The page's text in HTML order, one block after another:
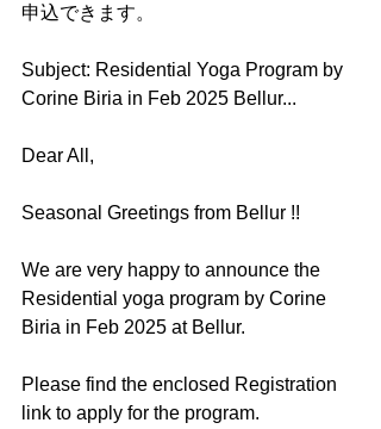
申込できます。
Subject: Residential Yoga Program by
Corine Biria in Feb 2025 Bellur...
Dear All,
Seasonal Greetings from Bellur !!
We are very happy to announce the
Residential yoga program by Corine
Biria in Feb 2025 at Bellur.
Please find the enclosed Registration
link to apply for the program.